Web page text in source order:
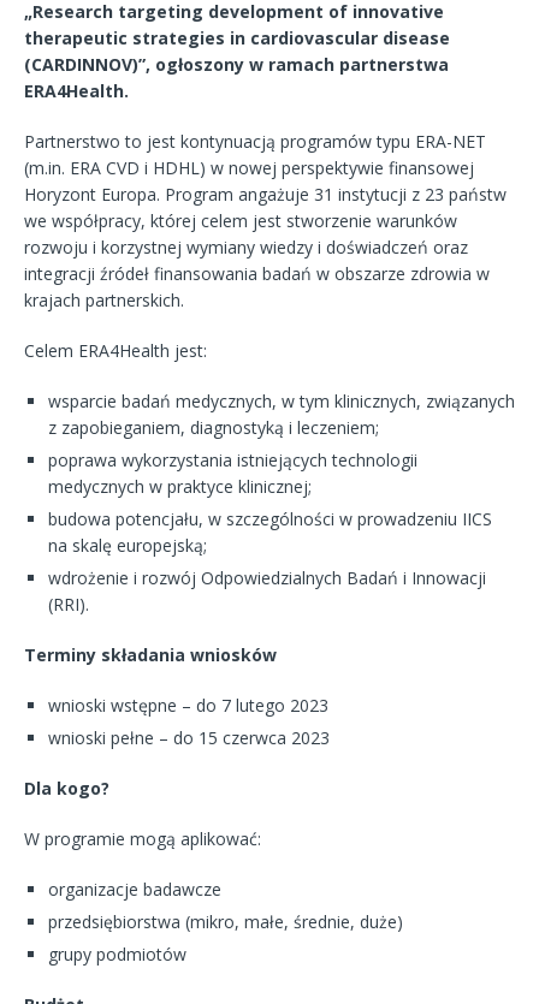
„Research targeting development of innovative
therapeutic strategies in cardiovascular disease
(CARDINNOV)”, ogłoszony w ramach partnerstwa
ERA4Health.
Partnerstwo to jest kontynuacją programów typu ERA-NET
(m.in. ERA CVD i HDHL) w nowej perspektywie finansowej
Horyzont Europa. Program angażuje 31 instytucji z 23 państw
we współpracy, której celem jest stworzenie warunków
rozwoju i korzystnej wymiany wiedzy i doświadczeń oraz
integracji źródeł finansowania badań w obszarze zdrowia w
krajach partnerskich.
Celem ERA4Health jest:
wsparcie badań medycznych, w tym klinicznych, związanych
z zapobieganiem, diagnostyką i leczeniem;
poprawa wykorzystania istniejących technologii
medycznych w praktyce klinicznej;
budowa potencjału, w szczególności w prowadzeniu IICS
na skalę europejską;
wdrożenie i rozwój Odpowiedzialnych Badań i Innowacji
(RRI).
Terminy składania wniosków
wnioski wstępne – do 7 lutego 2023
wnioski pełne – do 15 czerwca 2023
Dla kogo?
W programie mogą aplikować:
organizacje badawcze
przedsiębiorstwa (mikro, małe, średnie, duże)
grupy podmiotów